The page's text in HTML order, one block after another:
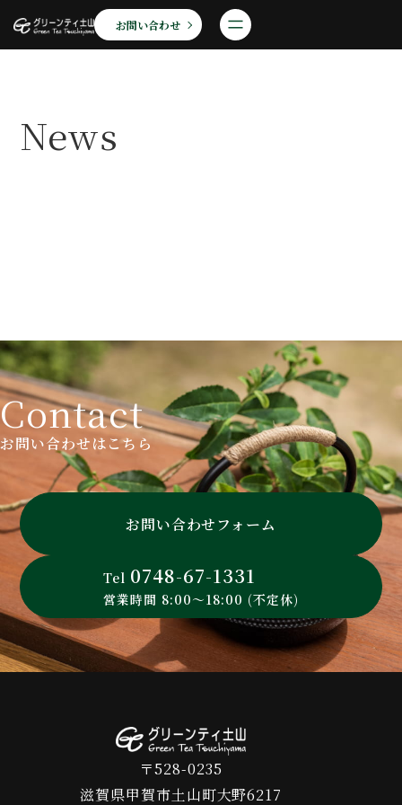
お問い合わせ
News
Contact
お問い合わせはこちら
お問い合わせフォーム
Tel 0748-67-1331
営業時間 8:00～18:00 (不定休)
〒528-0235
滋賀県甲賀市土山町大野6217